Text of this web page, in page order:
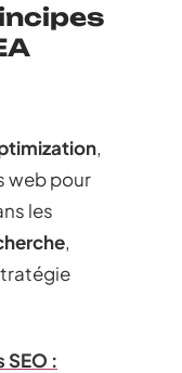
,
web pour
les
,
SEO :